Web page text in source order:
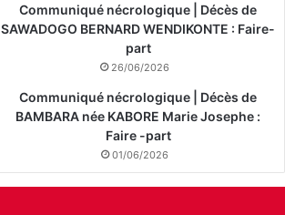
Communiqué nécrologique | Décès de
SAWADOGO BERNARD WENDIKONTE : Faire-
part
26/06/2026
Communiqué nécrologique | Décès de
BAMBARA née KABORE Marie Josephe :
Faire -part
01/06/2026